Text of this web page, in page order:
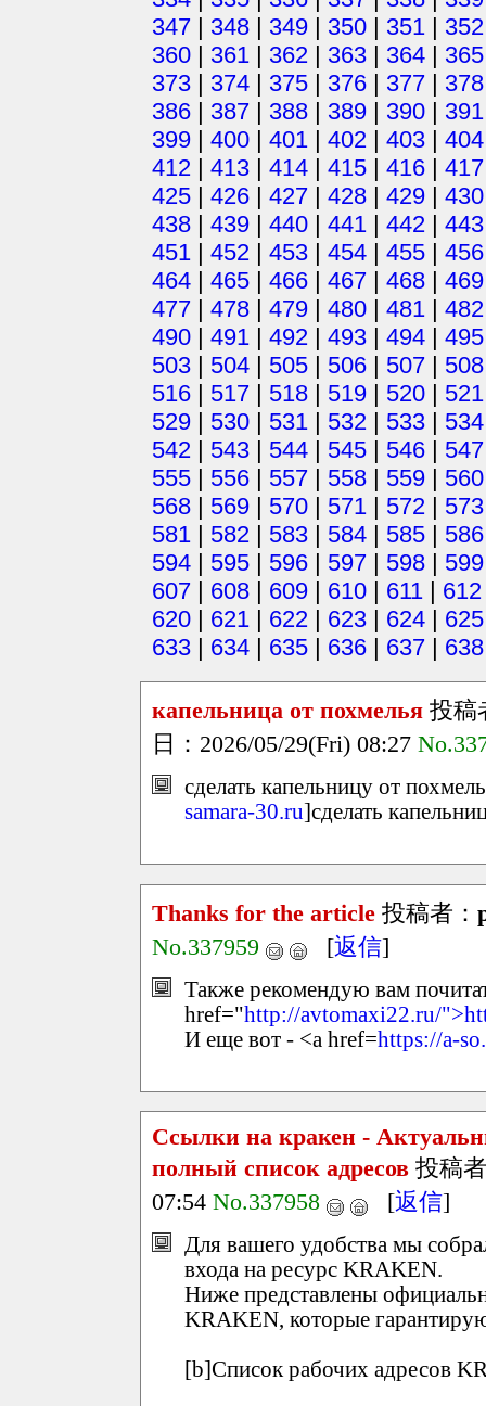
347 | 348 | 349 | 350 | 351 | 352
360 | 361 | 362 | 363 | 364 | 365
373 | 374 | 375 | 376 | 377 | 378
386 | 387 | 388 | 389 | 390 | 391
399 | 400 | 401 | 402 | 403 | 404
412 | 413 | 414 | 415 | 416 | 417
425 | 426 | 427 | 428 | 429 | 430
438 | 439 | 440 | 441 | 442 | 443
451 | 452 | 453 | 454 | 455 | 456
464 | 465 | 466 | 467 | 468 | 469
477 | 478 | 479 | 480 | 481 | 482
490 | 491 | 492 | 493 | 494 | 495
503 | 504 | 505 | 506 | 507 | 508
516 | 517 | 518 | 519 | 520 | 521
529 | 530 | 531 | 532 | 533 | 534
542 | 543 | 544 | 545 | 546 | 547
555 | 556 | 557 | 558 | 559 | 560
568 | 569 | 570 | 571 | 572 | 573
581 | 582 | 583 | 584 | 585 | 586
594 | 595 | 596 | 597 | 598 | 599
607 | 608 | 609 | 610 | 611 | 612
620 | 621 | 622 | 623 | 624 | 625
633 | 634 | 635 | 636 | 637 | 638
капельница от похмелья 投稿
日：2026/05/29(Fri) 08:27
сделать капельницу от
samara-30.ru]сделать
Thanks for the article 投稿者：
No.337959
[返信]
Также рекомендую вам
href="http://avtomaxi22.ru/
И еще вот - <a href=https://a-
Ссылки на кракен -
полный список адресов 投稿
07:54 No.337958 [返信]
Для вашего удобства мы
входа на ресурс KRAKEN.
Ниже представлены
KRAKEN, которые
[b]Список рабочих адресов